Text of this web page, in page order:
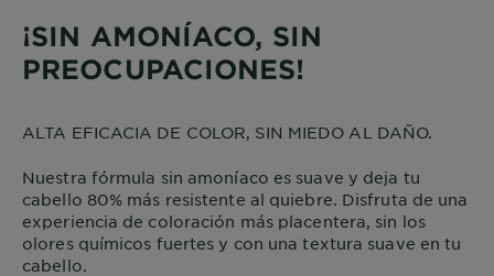
¡SIN AMONÍACO, SIN
PREOCUPACIONES!
ALTA EFICACIA DE COLOR, SIN MIEDO AL DAÑO.
Nuestra fórmula sin amoníaco es suave y deja tu
cabello 80% más resistente al quiebre. Disfruta de una
experiencia de coloración más placentera, sin los
olores químicos fuertes y con una textura suave en tu
cabello.